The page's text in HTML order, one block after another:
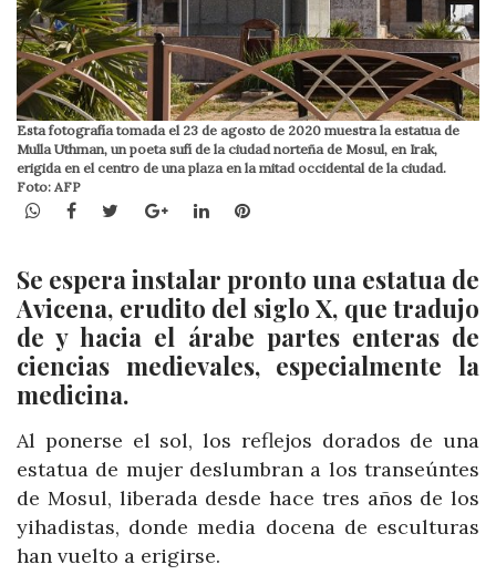
Esta fotografía tomada el 23 de agosto de 2020 muestra la estatua de
Mulla Uthman, un poeta sufí de la ciudad norteña de Mosul, en Irak,
erigida en el centro de una plaza en la mitad occidental de la ciudad.
Foto: AFP
WhatsApp
Facebook
TwitterGoogle+LinkedInPinterest
Se espera instalar pronto una estatua de
Avicena, erudito del siglo X, que tradujo
de y hacia el árabe partes enteras de
ciencias medievales, especialmente la
medicina.
Al ponerse el sol, los reflejos dorados de una
estatua de mujer deslumbran a los transeúntes
de Mosul, liberada desde hace tres años de los
yihadistas, donde media docena de esculturas
han vuelto a erigirse.